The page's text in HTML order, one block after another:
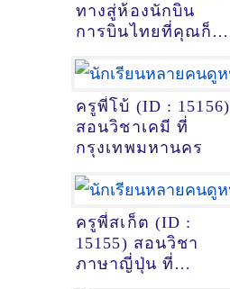
ทางสู่ห้องนักบิน
การบินไทยที่คุณก็
ครูพี่โบ้ (ID : 15156)
สอนวิชาเคมี ที่
กรุงเทพมหานคร
ครูพี่สเก็ต (ID :
15155) สอนวิชา
ภาษาญี่ปุ่น ที่